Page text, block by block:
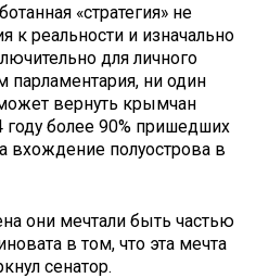
«стратегия» не
к реальности и изначально
для личного
парламентария, ни один
вернуть крымчан
более 90% пришедших
вхождение полуострова в
они мечтали быть частью
в том, что эта мечта
сенатор.